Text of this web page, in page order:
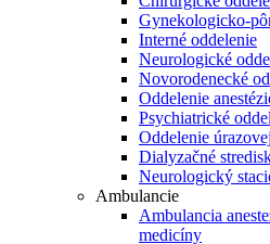
Gynekologicko-
Interné oddelenie
Neurologické
Novorodenecké
Oddelenie
Psychiatrické
Oddelenie
Dialyzačné
Neurologický
Ambulancie
Ambulancia
medicíny